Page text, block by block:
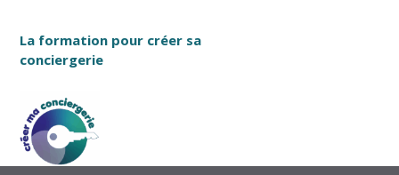
La formation pour créer sa
conciergerie